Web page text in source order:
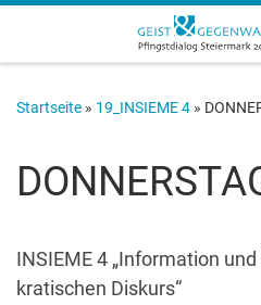
Zum Inhalt springen
Startseite » 19_INSIEME 4 »
INSIEME 4 „Information
kratischen Diskurs“